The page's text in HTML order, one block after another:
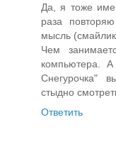
Да, я тоже
раза
мысль
Чем
компьютера.
Снегурочка"
стыдно
Ответить